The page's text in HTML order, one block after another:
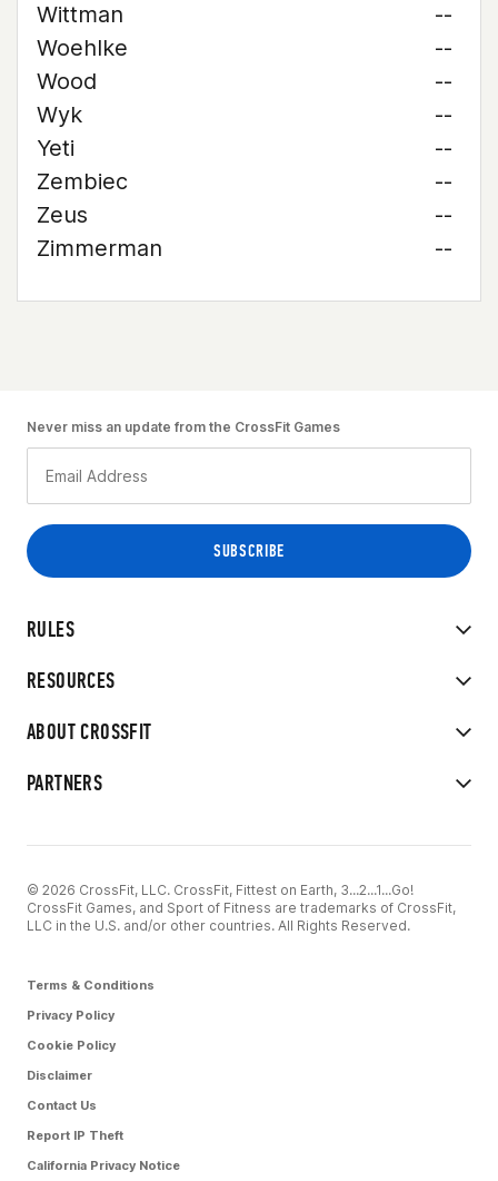
Wittman
--
Woehlke
--
Wood
--
Wyk
--
Yeti
--
Zembiec
--
Zeus
--
Zimmerman
--
RULES
RESOURCES
ABOUT CROSSFIT
PARTNERS
Never miss an update from the CrossFit Games
© 2026 CrossFit, LLC. CrossFit, Fittest on Earth, 3...2...1...Go!
CrossFit Games, and Sport of Fitness are trademarks of CrossFit,
LLC in the U.S. and/or other countries. All Rights Reserved.
Terms & Conditions
Privacy Policy
Cookie Policy
Disclaimer
Contact Us
Report IP Theft
California Privacy Notice